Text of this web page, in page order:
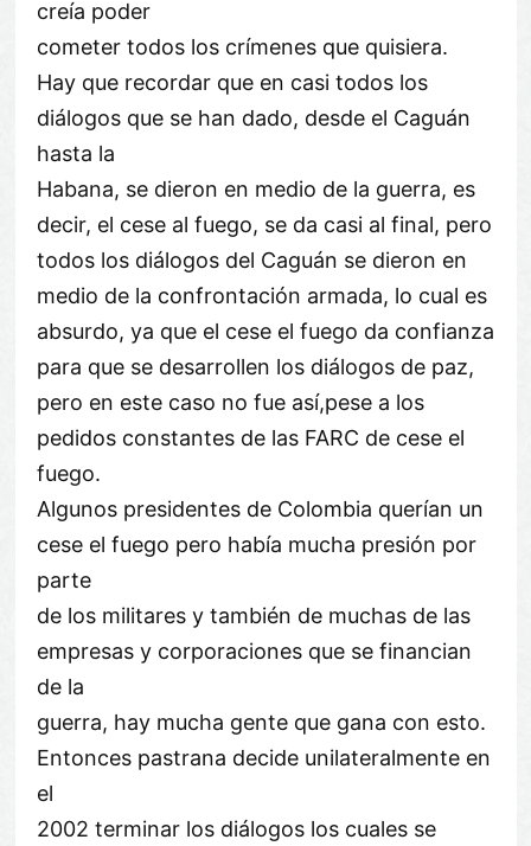
creía poder
cometer todos los crímenes que quisiera.
Hay que recordar que en casi todos los
diálogos que se han dado, desde el Caguán
hasta la
Habana, se dieron en medio de la guerra, es
decir, el cese al fuego, se da casi al final, pero
todos los diálogos del Caguán se dieron en
medio de la confrontación armada, lo cual es
absurdo, ya que el cese el fuego da confianza
para que se desarrollen los diálogos de paz,
pero en este caso no fue así,pese a los
pedidos constantes de las FARC de cese el
fuego.
Algunos presidentes de Colombia querían un
cese el fuego pero había mucha presión por
parte
de los militares y también de muchas de las
empresas y corporaciones que se financian
de la
guerra, hay mucha gente que gana con esto.
Entonces pastrana decide unilateralmente en
el
2002 terminar los diálogos los cuales se